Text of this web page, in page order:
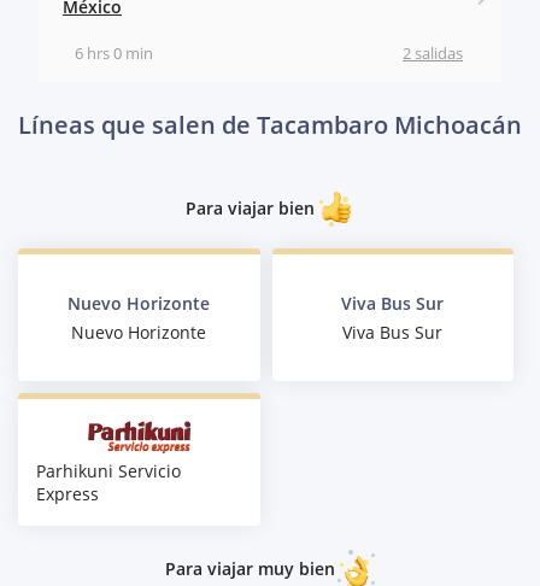
México
2 salidas
6 hrs 0 min
Líneas que salen de Tacambaro Michoacán
Para viajar bien
Nuevo Horizonte
Nuevo Horizonte
Viva Bus Sur
Viva Bus Sur
Parhikuni Servicio
Express
Para viajar muy bien